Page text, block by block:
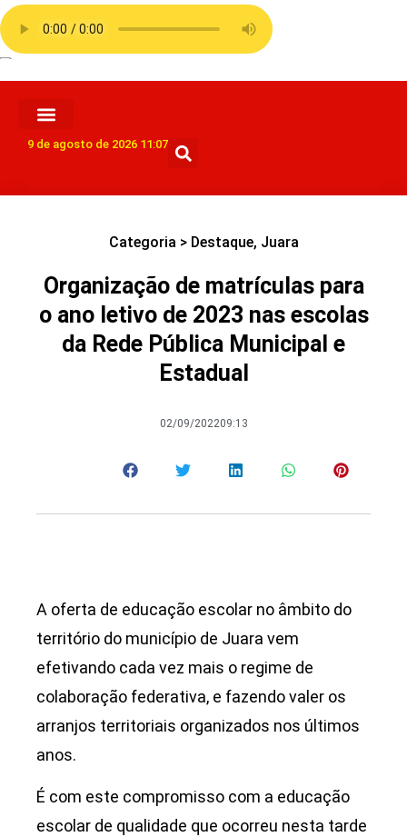
9 de agosto de 2026 11:07
Categoria > Destaque, Juara
Organização de matrículas para
o ano letivo de 2023 nas escolas
da Rede Pública Municipal e
Estadual
02/09/202209:13
A oferta de educação escolar no âmbito do
território do município de Juara vem
efetivando cada vez mais o regime de
colaboração federativa, e fazendo valer os
arranjos territoriais organizados nos últimos
anos.
É com este compromisso com a educação
escolar de qualidade que ocorreu nesta tarde